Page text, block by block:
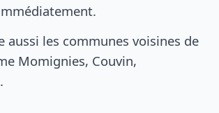
aussi les communes voisines de
Momignies, Couvin,